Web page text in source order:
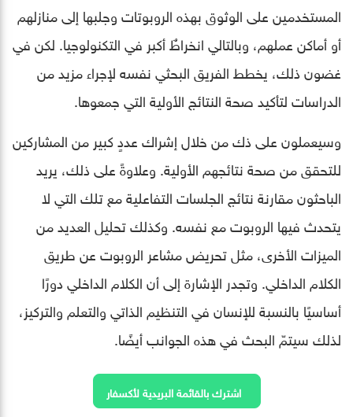
المستخدمين على الوثوق بهذه الروبوتات وجلبها إلى منازلهم
أو أماكن عملهم، وبالتالي انخراطٌ أكبر في التكنولوجيا. لكن في
غضون ذلك، يخطط الفريق البحثي نفسه لإجراء مزيد من
الدراسات لتأكيد صحة النتائج الأولية التي جمعوها.
وسيعملون على ذك من خلال إشراك عددٍ كبير من المشاركين
للتحقق من صحة نتائجهم الأولية. وعلاوةً على ذلك، يريد
الباحثون مقارنة نتائج الجلسات التفاعلية مع تلك التي لا
يتحدث فيها الروبوت مع نفسه. وكذلك تحليل العديد من
الميزات الأخرى، مثل تحريض مشاعر الروبوت عن طريق
الكلام الداخلي. وتجدر الإشارة إلى أن الكلام الداخلي دورًا
أساسيًا بالنسبة للإنسان في التنظيم الذاتي والتعلم والتركيز،
لذلك سيتمّ البحث في هذه الجوانب أيضًا.
اشترك بالقائمة البريدية لأكسفار